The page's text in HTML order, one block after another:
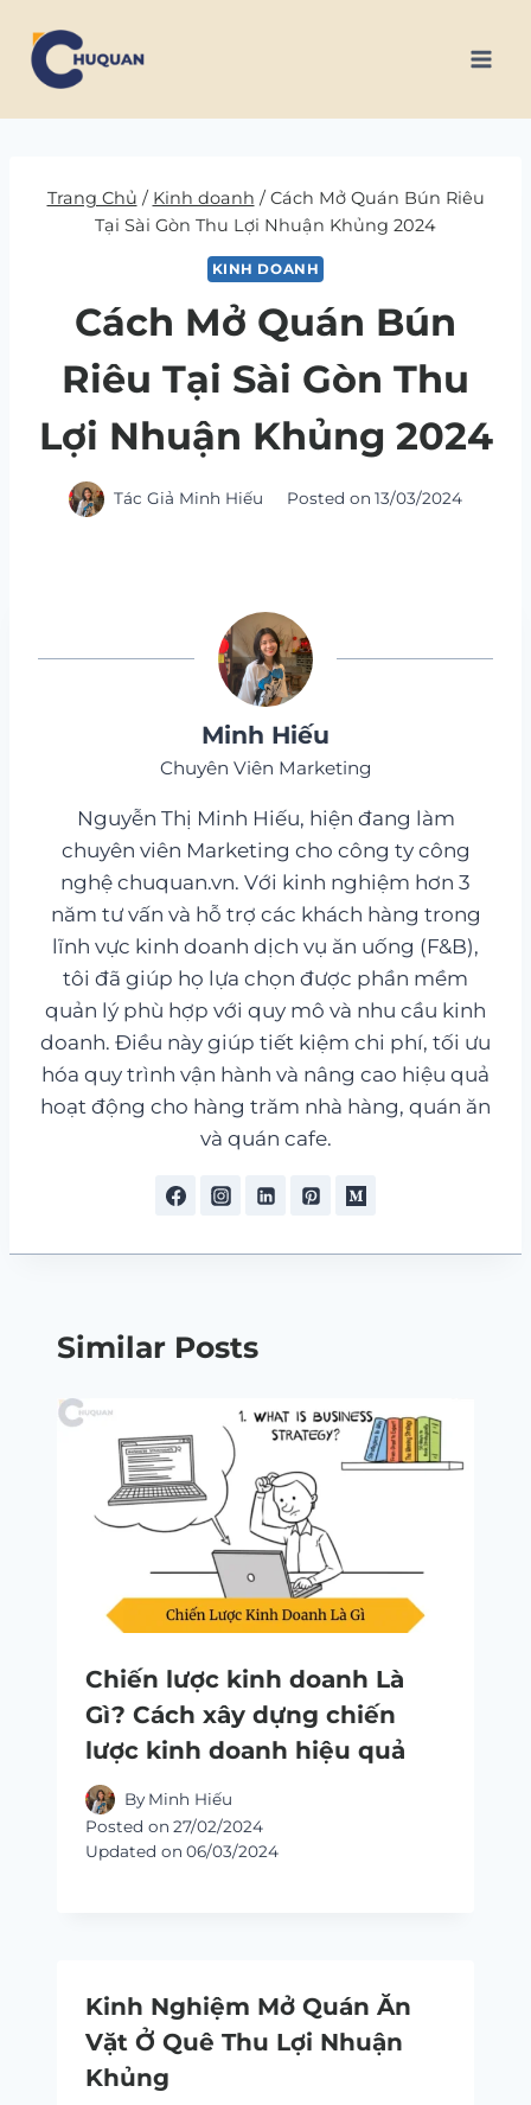
content
Trang Chủ / Kinh doanh /Cách Mở Quán Bún Riêu
Tại Sài Gòn Thu Lợi Nhuận Khủng 2024
KINH DOANH
Cách Mở Quán Bún
Riêu Tại Sài Gòn Thu
Lợi Nhuận Khủng 2024
Tác Giả Minh Hiếu Posted on 13/03/2024
Minh Hiếu
Chuyên Viên Marketing
Nguyễn Thị Minh Hiếu, hiện đang làm
chuyên viên Marketing cho công ty công
nghệ chuquan.vn. Với kinh nghiệm hơn 3
năm tư vấn và hỗ trợ các khách hàng trong
lĩnh vực kinh doanh dịch vụ ăn uống (F&B),
tôi đã giúp họ lựa chọn được phần mềm
quản lý phù hợp với quy mô và nhu cầu kinh
doanh. Điều này giúp tiết kiệm chi phí, tối ưu
hóa quy trình vận hành và nâng cao hiệu quả
hoạt động cho hàng trăm nhà hàng, quán ăn
và quán cafe.
Similar Posts
Chiến lược kinh doanh Là
Gì? Cách xây dựng chiến
lược kinh doanh hiệu quả
By Minh Hiếu
Posted on 27/02/2024
Updated on 06/03/2024
Kinh Nghiệm Mở Quán Ăn
Vặt Ở Quê Thu Lợi Nhuận
Khủng